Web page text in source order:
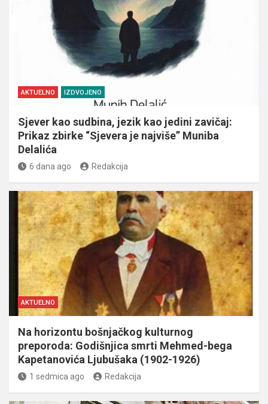
AKTUELNO IZDVOJENO
Sjever kao sudbina, jezik kao jedini zavičaj:
Prikaz zbirke “Sjevera je najviše” Muniba
Delalića
6 dana ago Redakcija
AKTUELNO
Na horizontu bošnjačkog kulturnog
preporoda: Godišnjica smrti Mehmed-bega
Kapetanovića Ljubušaka (1902-1926)
1 sedmica ago Redakcija